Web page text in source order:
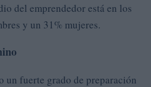
del emprendedor está en los
y un 31% mujeres.
un fuerte grado de preparación